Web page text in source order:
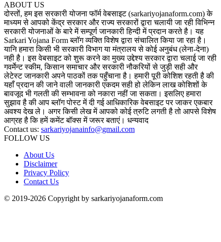
ABOUT US
दोस्तों, हम इस सरकारी योजना फॉर्म वेबसाइट (sarkariyojanaform.com) के
माध्यम से आपको केंद्र सरकार और राज्य सरकारों द्वारा चलायी जा रही विभिन्न
सरकारी योजनाओं के बारे में सम्पूर्ण जानकारी हिन्दी में प्रदान करते है। यह
Sarkari Yojana Form ब्लॉग व्यक्ति विशेष द्वारा संचालित किया जा रहा है।
यानि हमारा किसी भी सरकारी विभाग या मंत्रालय से कोई अनुबंध (लेना-देना)
नही है। इस वेबसाइट को शुरू करने का मुख्य उद्देश्य सरकार द्वारा चलाई जा रही
गवर्मेन्ट स्कीम, किसान समाचार और सरकारी नौकरियों से जुड़ी सही और
लेटेस्ट जानकारी अपने पाठकों तक पहुँचाना है। हमारी पूरी कोशिश रहती है की
यहाँ प्रदान की जाने वाली जानकारी एकदम सही हो लेकिन लाख कोशिशों के
बावजूद भी गलती की सम्भावना को नकारा नहीं जा सकता। इसलिए हमारा
सुझाव है की आप ब्लॉग पोस्ट में दी गई आधिकारिक वेबसाइट पर जाकर एकबार
अवश्य देख ले। अगर किसी लेख में आपको कोई त्रुटि लगती है तो आपसे विशेष
आग्रह है कि हमें कमेंट बॉक्स में जरूर बताएं। धन्यवाद
Contact us: sarkariyojanainfo@gmail.com
FOLLOW US
About Us
Disclaimer
Privacy Policy
Contact Us
© 2019-2026 Copyright by sarkariyojanaform.com